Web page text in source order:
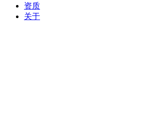
资质
关于